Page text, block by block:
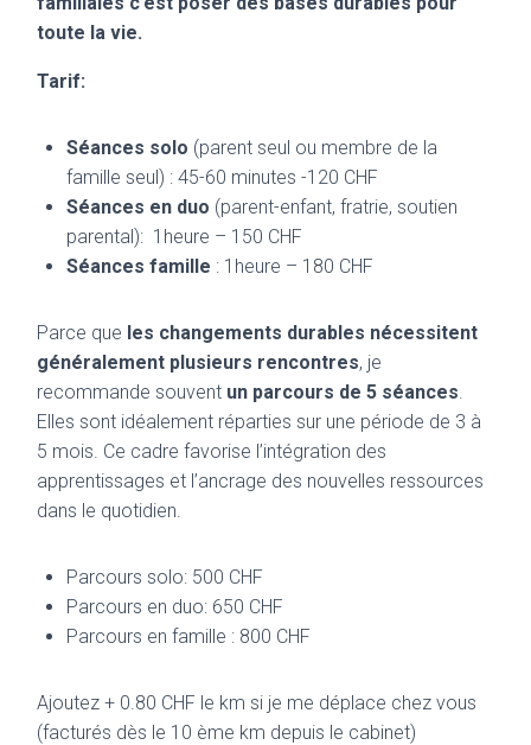
toute la vie.
Tarif:
Séances solo (parent seul ou membre de la
famille seul) : 45-60 minutes -120 CHF
Séances en duo (parent-enfant, fratrie, soutien
parental): 1heure – 150 CHF
Séances famille : 1heure – 180 CHF
Parce que les changements durables nécessitent
généralement plusieurs rencontres, je
recommande souvent un parcours de 5 séances.
Elles sont idéalement réparties sur une période de 3 à
5 mois. Ce cadre favorise l’intégration des
apprentissages et l’ancrage des nouvelles ressources
dans le quotidien.
Parcours solo: 500 CHF
Parcours en duo: 650 CHF
Parcours en famille : 800 CHF
Ajoutez + 0.80 CHF le km si je me déplace chez vous
(facturés dès le 10 ème km depuis le cabinet)